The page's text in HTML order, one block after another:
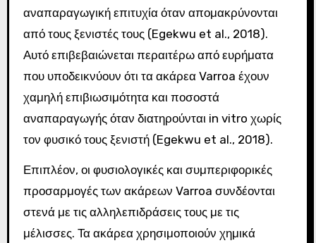
αναπαραγωγική επιτυχία όταν απομακρύνονται
από τους ξενιστές τους (Egekwu et al., 2018).
Αυτό επιβεβαιώνεται περαιτέρω από ευρήματα
που υποδεικνύουν ότι τα ακάρεα Varroa έχουν
χαμηλή επιβιωσιμότητα και ποσοστά
αναπαραγωγής όταν διατηρούνται in vitro χωρίς
τον φυσικό τους ξενιστή (Egekwu et al., 2018).
Επιπλέον, οι φυσιολογικές και συμπεριφορικές
προσαρμογές των ακάρεων Varroa συνδέονται
στενά με τις αλληλεπιδράσεις τους με τις
μέλισσες. Τα ακάρεα χρησιμοποιούν χημικά